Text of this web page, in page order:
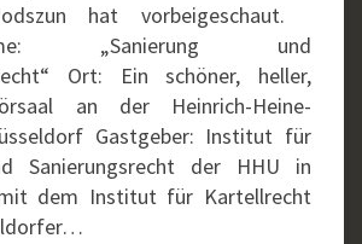
hat vorbeigeschaut.
„Sanierung und
Ort: Ein schöner, heller,
an der Heinrich-Heine-
Gastgeber: Institut für
Sanierungsrecht der HHU in
dem Institut für Kartellrecht